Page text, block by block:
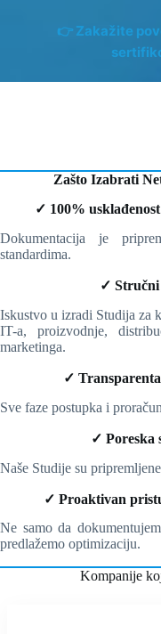
👉 Zakažite
Zašto Izabrati
✓ 100%
Dokumentacija je
standardima.
✓ Stručni
Iskustvo u izradi Studija za
IT-a, proizvodnje,
marketinga.
✓
Sve faze postupka i
✓ Poreska
Naše Studije su
✓ Proaktivan
Ne samo da
predlažemo optimizaciju.
Kompanije